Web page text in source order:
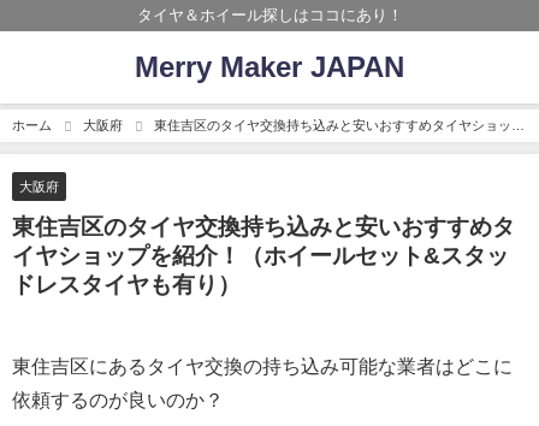
タイヤ＆ホイール探しはココにあり！
Merry Maker JAPAN
ホーム 大阪府
東住吉区のタイヤ交換持ち込みと安いおすすめタイヤショップ
を紹介！（ホイールセット&スタッドレスタイヤも有り）
大阪府
東住吉区のタイヤ交換持ち込みと安いおすすめタ
イヤショップを紹介！（ホイールセット&スタッ
ドレスタイヤも有り）
東住吉区にあるタイヤ交換の持ち込み可能な業者はどこに
依頼するのが良いのか？